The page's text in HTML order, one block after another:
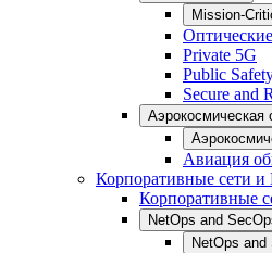
Mission-
Private 5G
Public
Secure and
Аэрокосмическая
Авиация
Корпоративные сети
Корпоративные
NetOps and
NetOps and